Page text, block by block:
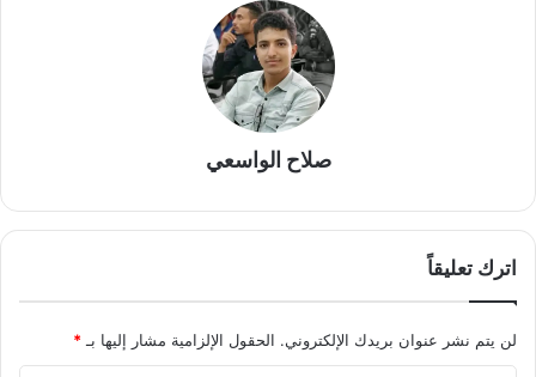
صلاح الواسعي
اترك تعليقاً
لن يتم نشر عنوان بريدك الإلكتروني. الحقول الإلزامية مشار إليها بـ*